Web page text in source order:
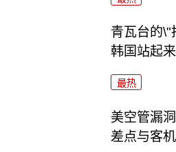
青瓦台的\"
韩国站起来
最热
美空管漏
差点与客